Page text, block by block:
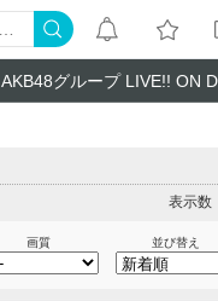
AKB48グループ LIVE!! ON
表示数
画質 並び替え